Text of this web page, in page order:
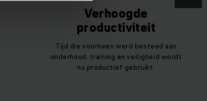
Verhoogde
productiviteit
Tijd die voorheen werd besteed aan
onderhoud, training en veiligheid wordt
nu productief gebruikt.